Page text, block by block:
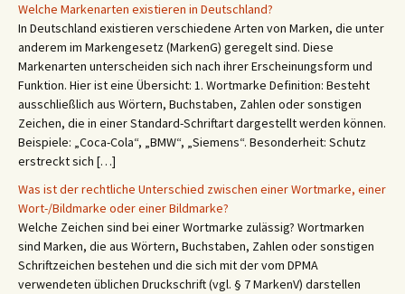
Welche Markenarten existieren in Deutschland?
In Deutschland existieren verschiedene Arten von Marken, die unter
anderem im Markengesetz (MarkenG) geregelt sind. Diese
Markenarten unterscheiden sich nach ihrer Erscheinungsform und
Funktion. Hier ist eine Übersicht: 1. Wortmarke Definition: Besteht
ausschließlich aus Wörtern, Buchstaben, Zahlen oder sonstigen
Zeichen, die in einer Standard-Schriftart dargestellt werden können.
Beispiele: „Coca-Cola“, „BMW“, „Siemens“. Besonderheit: Schutz
erstreckt sich […]
Was ist der rechtliche Unterschied zwischen einer Wortmarke, einer
Wort-/Bildmarke oder einer Bildmarke?
Welche Zeichen sind bei einer Wortmarke zulässig? Wortmarken
sind Marken, die aus Wörtern, Buchstaben, Zahlen oder sonstigen
Schriftzeichen bestehen und die sich mit der vom DPMA
verwendeten üblichen Druckschrift (vgl. § 7 MarkenV) darstellen